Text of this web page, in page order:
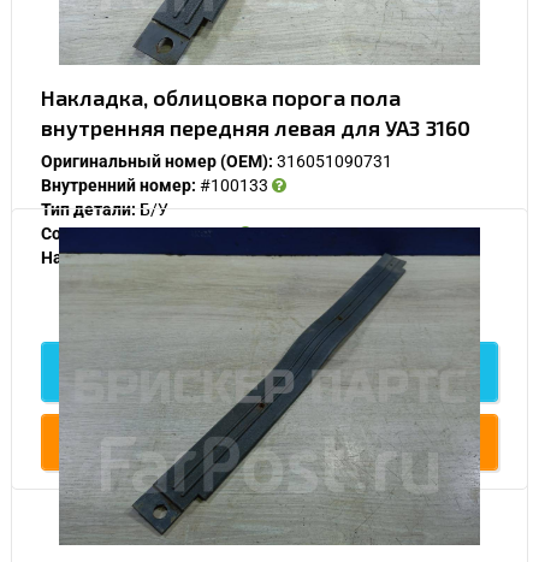
Накладка, облицовка порога пола
внутренняя передняя левая для УАЗ 3160
Оригинальный номер (OEM): 316051090731
Внутренний номер: #100133
Тип детали:Б/У
Состояние:Нормальное
Наличие:
В наличии
500
Подробнее
Купить